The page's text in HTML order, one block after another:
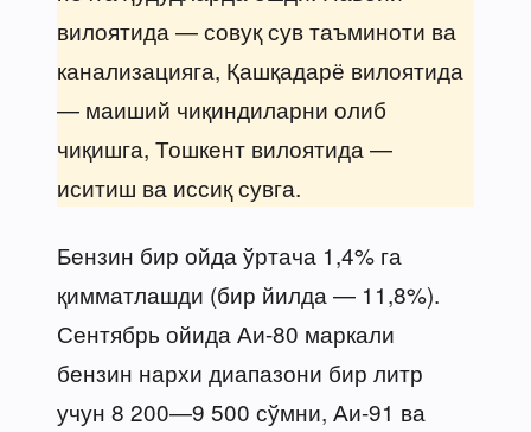
вилоятида — совуқ сув таъминоти ва
канализацияга, Қашқадарё вилоятида
— маиший чиқиндиларни олиб
чиқишга, Тошкент вилоятида —
иситиш ва иссиқ сувга.
Бензин бир ойда ўртача 1,4% га
қимматлашди (бир йилда — 11,8%).
Сентябрь ойида Аи-80 маркали
бензин нархи диапазони бир литр
учун 8 200—9 500 сўмни, Аи-91 ва